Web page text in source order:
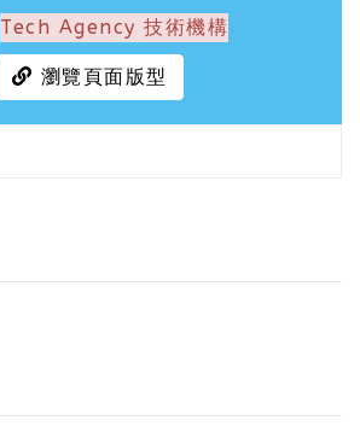
Tech Agency 技術機構
瀏覽頁面版型